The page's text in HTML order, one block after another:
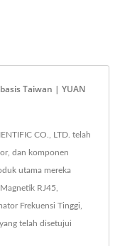
Taiwan | YUAN
CO., LTD. telah
dan komponen
utama mereka
RJ45,
Frekuensi Tinggi,
telah disetujui